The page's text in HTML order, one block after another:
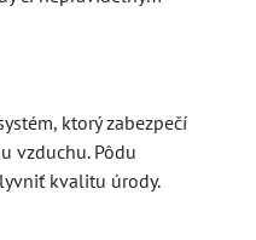
ktorý zabezpečí
vzduchu. Pôdu
kvalitu úrody.